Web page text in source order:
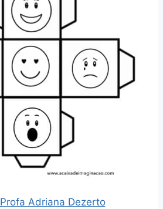
Profa Adriana Dezerto